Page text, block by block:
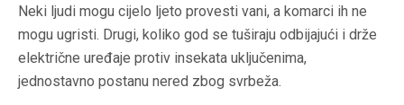
Neki ljudi mogu cijelo ljeto provesti vani, a komarci ih ne
mogu ugristi. Drugi, koliko god se tuširaju odbijajući i drže
električne uređaje protiv insekata uključenima,
jednostavno postanu nered zbog svrbeža.